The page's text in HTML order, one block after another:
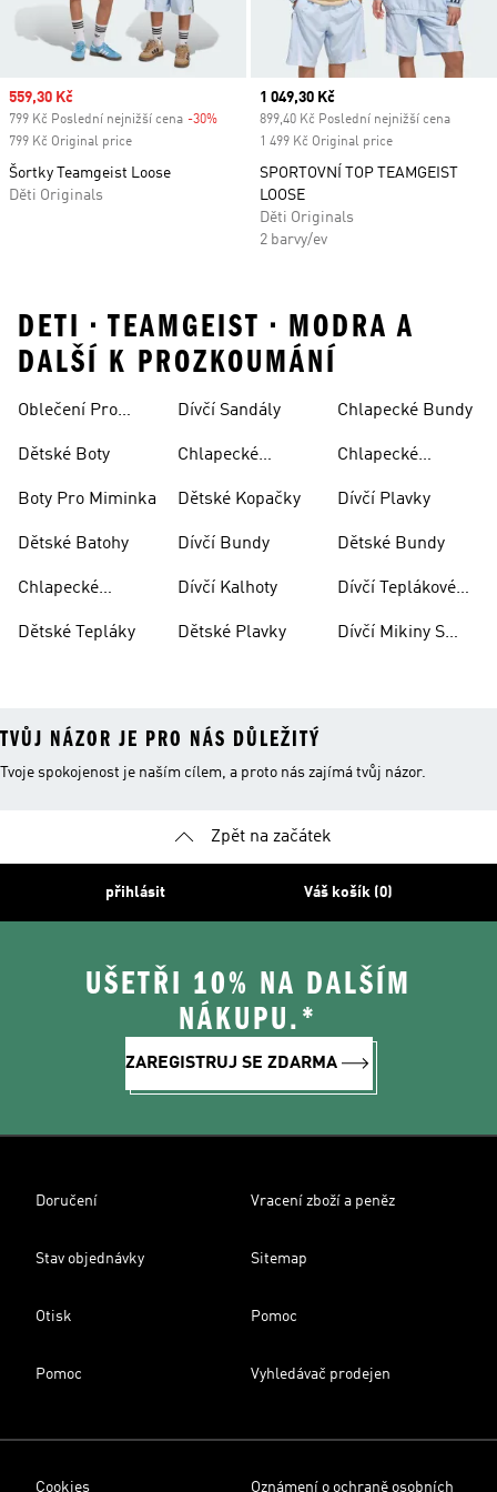
Sale price
559,30 Kč
799 Kč Poslední nejnižší cena -30% Discount
799 Kč Original price
Šortky Teamgeist Loose
Děti Originals
Current price
1 049,30 Kč
899,40 Kč Poslední nejnižší cena
1 499 Kč Original price
SPORTOVNÍ TOP TEAMGEIST
LOOSE
Děti Originals
2 barvy/ev
DETI • TEAMGEIST • MODRA A
DALŠÍ K PROZKOUMÁNÍ
Oblečení Pro
Dětské Boty
Boty Pro Miminka
Dětské Batohy
Chlapecké
Dětské Tepláky
Dívčí Sandály
Chlapecké
Dětské Kopačky
Dívčí Bundy
Dívčí Kalhoty
Dětské Plavky
Chlapecké Bundy
Chlapecké
Soupravy
Dívčí Plavky
Dětské Bundy
Dívčí Teplákové
Dívčí Mikiny S
TVŮJ NÁZOR JE PRO NÁS DŮLEŽITÝ
Tvoje spokojenost je naším cílem, a proto nás zajímá tvůj názor.
Zpět na začátek
přihlásit Váš košík (0)
UŠETŘI 10% NA DALŠÍM
NÁKUPU.*
ZAREGISTRUJ SE ZDARMA
Doručení Vracení zboží a peněz
Stav objednávky Sitemap
Otisk Pomoc
Pomoc Vyhledávač prodejen
Cookies Oznámení o ochraně osobních